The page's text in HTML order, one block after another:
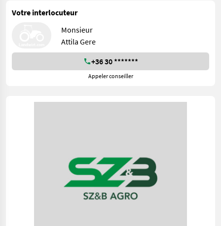
Votre interlocuteur
Monsieur
Attila Gere
+36 30 *******
Appeler conseiller